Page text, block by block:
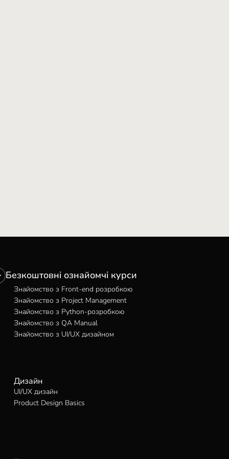
Безкоштовні ознайомчі курси
Знайомство з Front-end розробкою
Знайомство з Project Management
Знайомство з Python-розробкою
Знайомство з QA Manual
Знайомство з UI/UX дизайном
Дизайн
UI/UX дизайн
Product Design Basics